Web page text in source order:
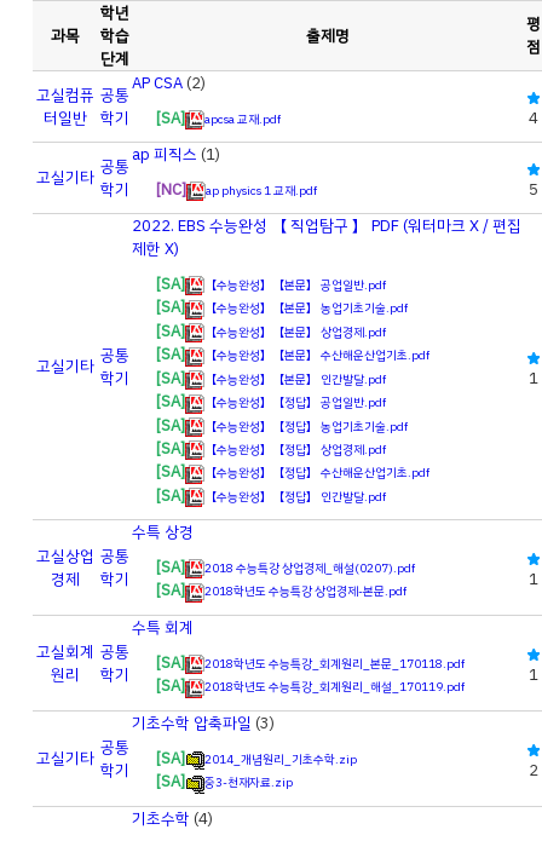
과목
학년
학습
단계
출제명
평
점
고실컴퓨
터일반
공통
학기
AP CSA(2)
[SA]
apcsa 교재.pdf 4
고실기타 공통
학기
ap 피직스 (1)
[NC]
ap physics 1 교재.pdf 5
고실기타 공통
학기
2022. EBS 수능완성 【 직업탐구 】 PDF (워터마크 X / 편집
제한 X)
[SA]
【수능완성】【본문】 공업일반.pdf
[SA] 【수능완성】【본문】 농업기초기술.pdf
[SA] 【수능완성】【본문】 상업경제.pdf
[SA] 【수능완성】【본문】 수산해운산업기초.pdf
[SA] 【수능완성】【본문】 인간발달.pdf
[SA] 【수능완성】【정답】 공업일반.pdf
[SA] 【수능완성】【정답】 농업기초기술.pdf
[SA] 【수능완성】【정답】 상업경제.pdf
[SA] 【수능완성】【정답】 수산해운산업기초.pdf
[SA] 【수능완성】【정답】 인간발달.pdf
1
고실상업
경제
공통
학기
수특 상경
[SA]
2018 수능특강 상업경제_해설(0207).pdf
[SA] 2018학년도 수능특강 상업경제-본문.pdf
1
고실회계
원리
공통
학기
수특 회계
[SA]
2018학년도 수능특강_회계원리_본문_170118.pdf
[SA] 2018학년도 수능특강_회계원리_해설_170119.pdf
1
고실기타 공통
학기
기초수학 압축파일 (3)
[SA]
2014_개념원리_기초수학.zip
[SA] 중3-천재자료.zip
2
기초수학 (4)